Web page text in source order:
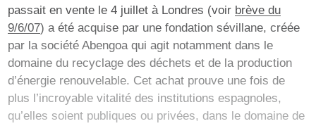
passait en vente le 4 juillet à Londres (voir brève du
9/6/07) a été acquise par une fondation sévillane, créée
par la société Abengoa qui agit notamment dans le
domaine du recyclage des déchets et de la production
d’énergie renouvelable. Cet achat prouve une fois de
plus l’incroyable vitalité des institutions espagnoles,
qu’elles soient publiques ou privées, dans le domaine de